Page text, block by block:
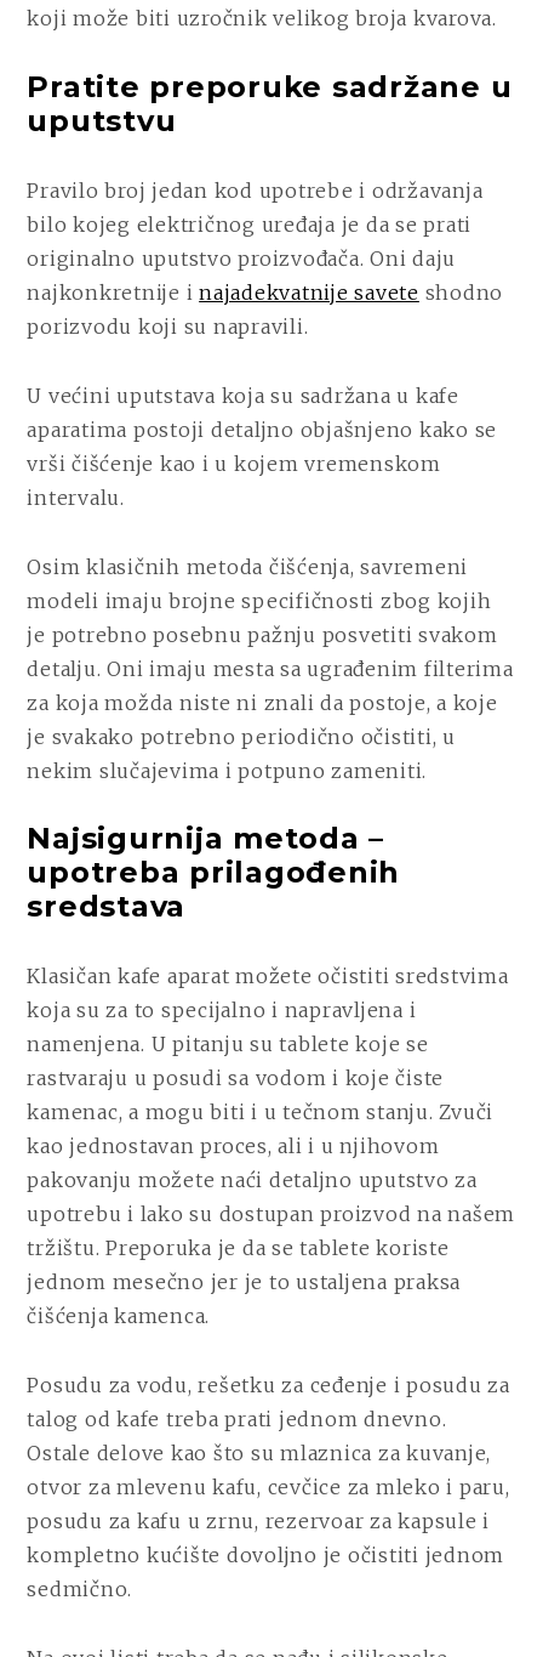
koji može biti uzročnik velikog broja kvarova.
Pratite preporuke sadržane u
uputstvu
Pravilo broj jedan kod upotrebe i održavanja
bilo kojeg električnog uređaja je da se prati
originalno uputstvo proizvođača. Oni daju
najkonkretnije inajadekvatnije savete shodno
porizvodu koji su napravili.
U većini uputstava koja su sadržana u kafe
aparatima postoji detaljno objašnjeno kako se
vrši čišćenje kao i u kojem vremenskom
intervalu.
Osim klasičnih metoda čišćenja, savremeni
modeli imaju brojne specifičnosti zbog kojih
je potrebno posebnu pažnju posvetiti svakom
detalju. Oni imaju mesta sa ugrađenim filterima
za koja možda niste ni znali da postoje, a koje
je svakako potrebno periodično očistiti, u
nekim slučajevima i potpuno zameniti.
Najsigurnija metoda –
upotreba prilagođenih
sredstava
Klasičan kafe aparat možete očistiti sredstvima
koja su za to specijalno i napravljena i
namenjena. U pitanju su tablete koje se
rastvaraju u posudi sa vodom i koje čiste
kamenac, a mogu biti i u tečnom stanju. Zvuči
kao jednostavan proces, ali i u njihovom
pakovanju možete naći detaljno uputstvo za
upotrebu i lako su dostupan proizvod na našem
tržištu. Preporuka je da se tablete koriste
jednom mesečno jer je to ustaljena praksa
čišćenja kamenca.
Posudu za vodu, rešetku za ceđenje i posudu za
talog od kafe treba prati jednom dnevno.
Ostale delove kao što su mlaznica za kuvanje,
otvor za mlevenu kafu, cevčice za mleko i paru,
posudu za kafu u zrnu, rezervoar za kapsule i
kompletno kućište dovoljno je očistiti jednom
sedmično.